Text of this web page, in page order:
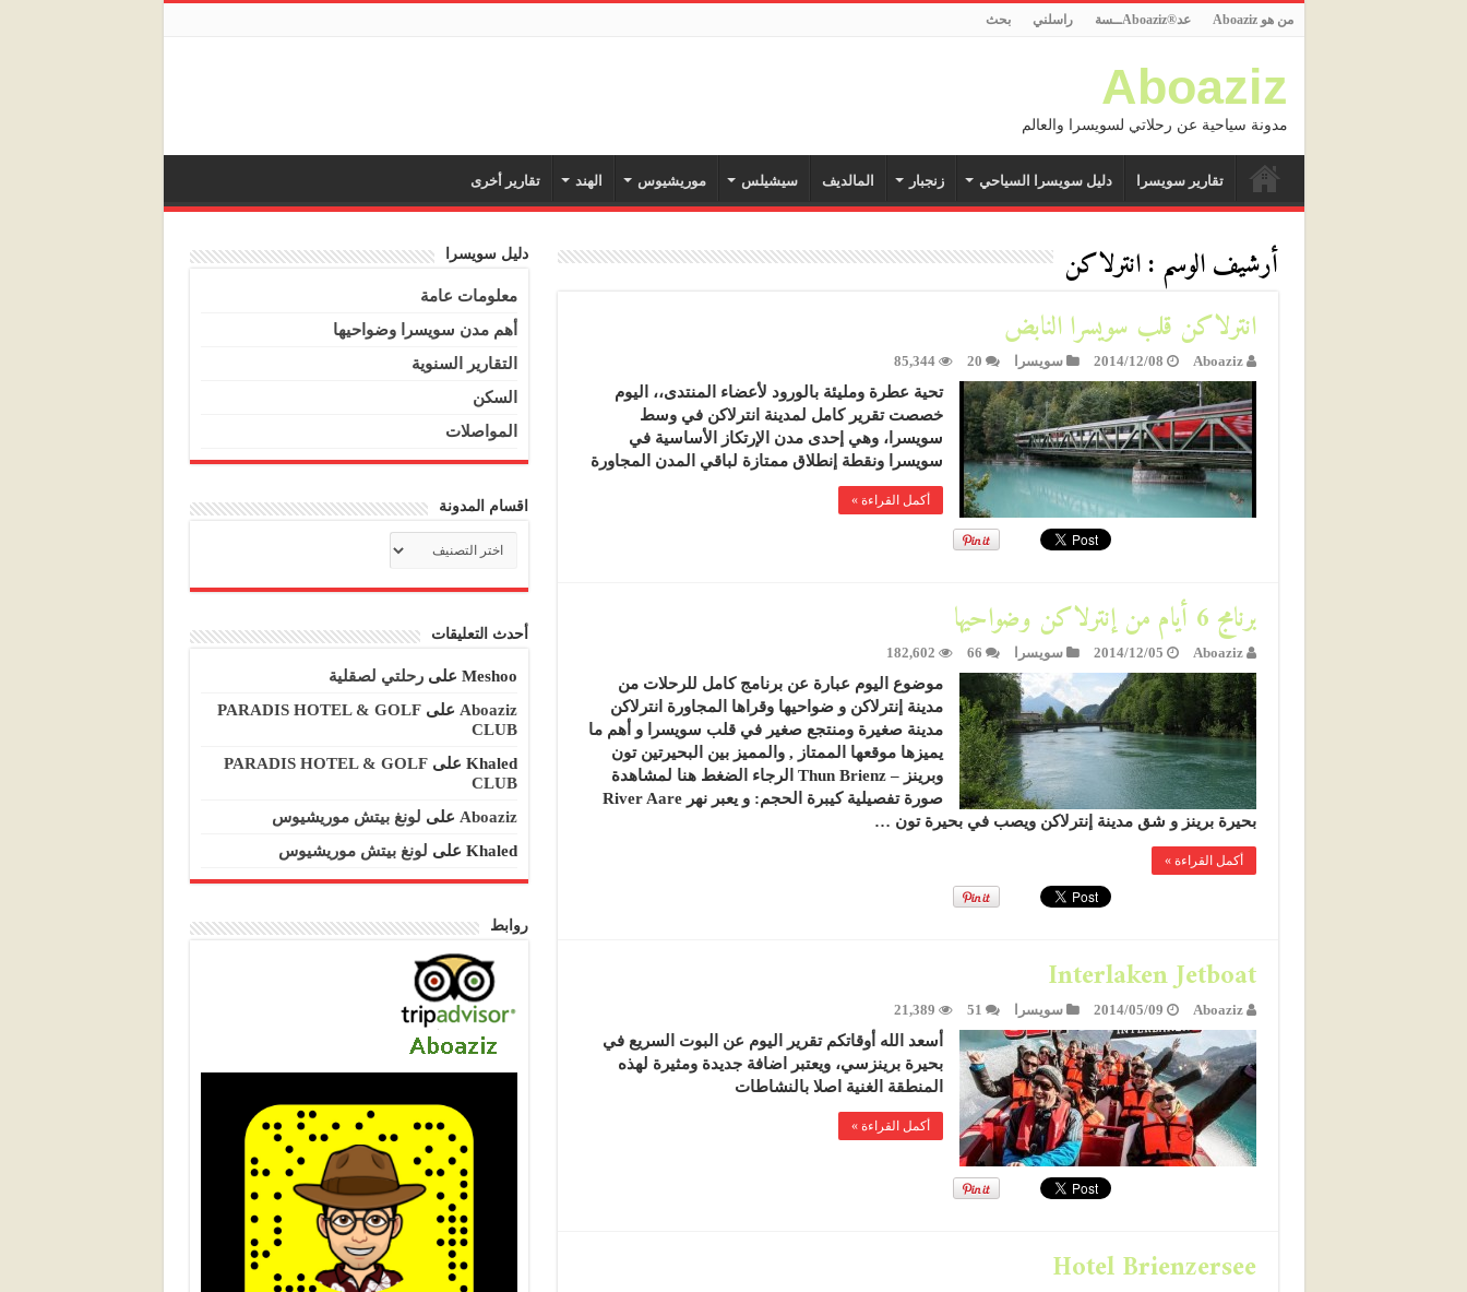
من هو Aboaziz عد®Aboazizــسة راسلني بحث
Aboaziz
مدونة سياحية عن رحلاتي لسويسرا والعالم
تقارير سويسرا دليل سويسرا السياحي زنجبار المالديف سيشيلس موريشيوس الهند تقارير أخرى
أرشيف الوسم :انترلاكن
انترلاكن قلب سويسرا النابض
Aboaziz
2014/12/08 سويسرا 20
85,344
تحية عطرة ومليئة بالورود لأعضاء المنتدى،، اليوم
خصصت تقرير كامل لمدينة انترلاكن في وسط
سويسرا، وهي إحدى مدن الإرتكاز الأساسية في
سويسرا ونقطة إنطلاق ممتازة لباقي المدن المجاورة
أكمل القراءة »
برنامج 6 أيام من إنترلاكن وضواحيها
Aboaziz
2014/12/05 سويسرا 66
182,602
موضوع اليوم عبارة عن برنامج كامل للرحلات من
مدينة إنترلاكن و ضواحيها وقراها المجاورة انترلاكن
مدينة صغيرة ومنتجع صغير في قلب سويسرا و أهم ما
يميزها موقعها الممتاز , والمميز بين البحيرتين تون
وبرينز – Thun Brienz الرجاء الضغط هنا لمشاهدة
صورة تفصيلية كيبرة الحجم: و يعبر نهر River Aare
بحيرة برينز و شق مدينة إنترلاكن ويصب في بحيرة تون …
أكمل القراءة »
Interlaken Jetboat
Aboaziz
2014/05/09 سويسرا 51
21,389
أسعد الله أوقاتكم تقرير اليوم عن البوت السريع في
بحيرة برينزسي، ويعتبر اضافة جديدة ومثيرة لهذه
المنطقة الغنية اصلا بالنشاطات
أكمل القراءة »
Hotel Brienzersee
دليل سويسرا
معلومات عامة
أهم مدن سويسرا وضواحيها
التقارير السنوية
السكن
المواصلات
اقسام المدونة
المدونة
أحدث التعليقات
Meshoo علىرحلتي لصقلية
Aboaziz علىPARADIS HOTEL & GOLF
CLUB
Khaled علىPARADIS HOTEL & GOLF
CLUB
Aboaziz على لونغ بيتش موريشيوس
Khaled على لونغ بيتش موريشيوس
روابط